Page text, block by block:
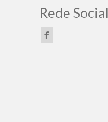
Rede Social